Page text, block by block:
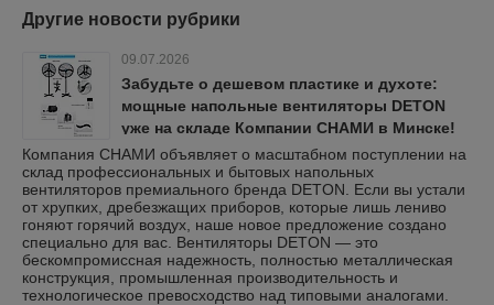
Другие новости рубрики
09.07.2026
Забудьте о дешевом пластике и духоте:
мощные напольные вентиляторы DETON
уже на складе Компании СНАМИ в Минске!
Компания СНАМИ объявляет о масштабном поступлении на
склад профессиональных и бытовых напольных
вентиляторов премиального бренда DETON. Если вы устали
от хрупких, дребезжащих приборов, которые лишь лениво
гоняют горячий воздух, наше новое предложение создано
специально для вас. Вентиляторы DETON — это
бескомпромиссная надежность, полностью металлическая
конструкция, промышленная производительность и
технологическое превосходство над типовыми аналогами.